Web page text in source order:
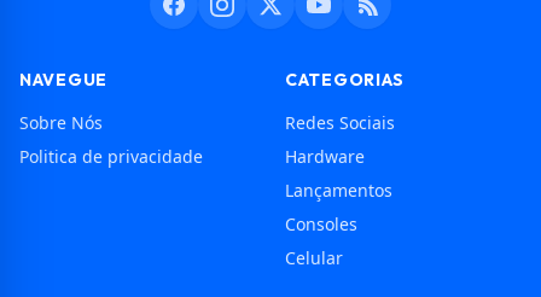
NAVEGUE
Sobre Nós
Politica de privacidade
CATEGORIAS
Redes Sociais
Hardware
Lançamentos
Consoles
Celular